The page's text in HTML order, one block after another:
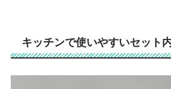
キッチンで使いやすいセット